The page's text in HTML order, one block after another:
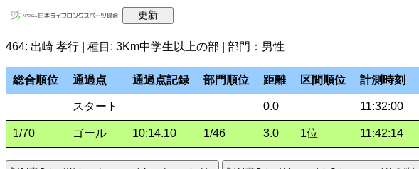
464: 出崎 孝行 | 種目: 3Km中学生以上の部 | 部門：男性
総合順位 通過点 通過点記録 部門順位 距離 区間順位 計測時刻
スタート 0.0 11:32:00
1/70 ゴール 10:14.10 1/46 3.0 1位 11:42:14